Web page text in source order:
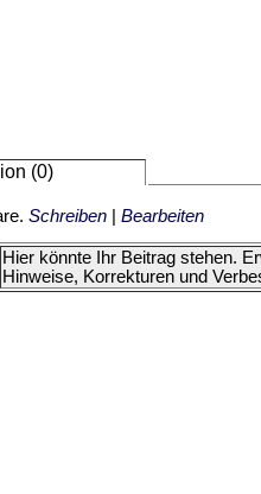
(0)
Schreiben Bearbeiten
Hier könnte Ihr Beitrag stehen.
Hinweise, Korrekturen und